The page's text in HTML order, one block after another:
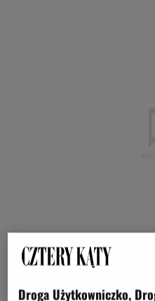
Droga Użytkowniczko,